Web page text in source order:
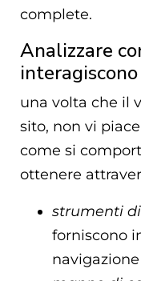
complete.
Analizzare
una volta che il
sito, non vi
come si
ottenere
strumenti
forniscono
navigazione